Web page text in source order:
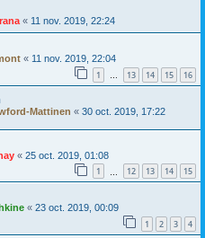
« 11 nov. 2019, 22:24
« 11 nov. 2019, 22:04
1 … 13 14 15 16
Mattinen « 30 oct. 2019, 17:22
« 25 oct. 2019, 01:08
1 12 13 14 15
« 23 oct. 2019, 00:09
1 2 3 4